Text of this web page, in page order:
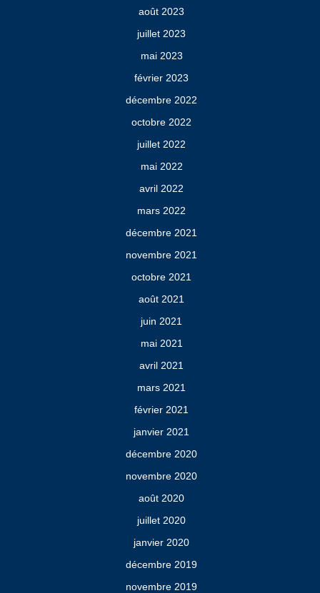
août 2023
juillet 2023
mai 2023
février 2023
décembre 2022
octobre 2022
juillet 2022
mai 2022
avril 2022
mars 2022
décembre 2021
novembre 2021
octobre 2021
août 2021
juin 2021
mai 2021
avril 2021
mars 2021
février 2021
janvier 2021
décembre 2020
novembre 2020
août 2020
juillet 2020
janvier 2020
décembre 2019
novembre 2019